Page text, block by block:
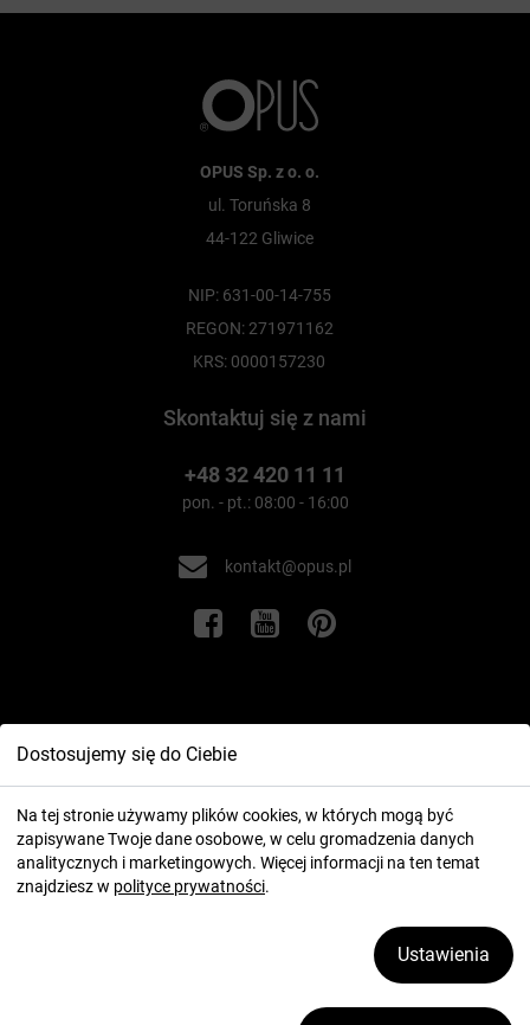
Dostosujemy się do Ciebie
Na tej stronie używamy plików cookies, w których mogą być
zapisywane Twoje dane osobowe, w celu gromadzenia danych
analitycznych i marketingowych. Więcej informacji na ten temat
znajdziesz w polityce prywatności.
Ustawienia
OPUS Sp. z o. o.
ul. Toruńska 8
44-122 Gliwice
NIP: 631-00-14-755
REGON: 271971162
KRS: 0000157230
Skontaktuj się z nami
+48 32 420 11 11
pon. - pt.: 08:00 - 16:00
kontakt@opus.pl
Informacje
Twoje konto